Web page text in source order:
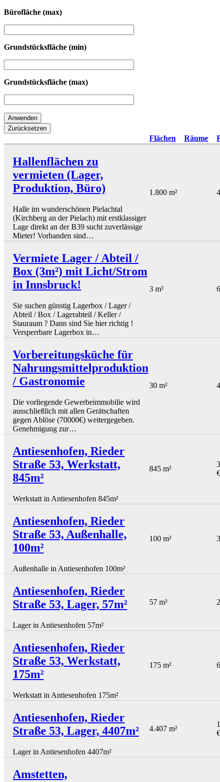
Bürofläche (max)
Grundstücksfläche (min)
Grundstücksfläche (max)
Flächen Räume
Hallenflächen zu
vermieten (Lager,
Produktion, Büro)
Halle im wunderschönen Pielachtal
(Kirchberg an der Pielach) mit erstklassiger
Lage direkt an der B39 sucht zuverlässige
Mieter! Vorhanden sind…
1.800 m²
Vermiete Lager / Abteil /
Box (3m²) mit Licht/Strom
in Innsbruck!
Sie suchen günstig Lagerbox / Lager /
Abteil / Box / Lagerabteil / Keller /
Stauraum ? Dann sind Sie hier richtig !
Versperrbare Lagerbox in…
3 m²
Vorbereitungsküche für
Nahrungsmittelproduktion
/ Gastronomie
Die vorliegende Gewerbeimmobilie wird
ausschließlich mit allen Gerätschaften
gegen Ablöse (70000€) weitergegeben.
Genehmigung zur…
30 m²
Antiesenhofen, Rieder
Straße 53, Werkstatt,
845m²
Werkstatt in Antiesenhofen 845m²
845 m²
€
Antiesenhofen, Rieder
Straße 53, Außenhalle,
100m²
Außenhalle in Antiesenhofen 100m²
100 m²
Antiesenhofen, Rieder
Straße 53, Lager, 57m²
Lager in Antiesenhofen 57m²
57 m²
Antiesenhofen, Rieder
Straße 53, Werkstatt,
175m²
Werkstatt in Antiesenhofen 175m²
175 m²
Antiesenhofen, Rieder
Straße 53, Lager, 4407m²
Lager in Antiesenhofen 4407m²
4.407 m²
€
Amstetten,